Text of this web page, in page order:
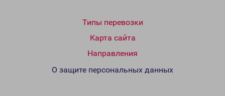
Типы перевозки
Карта сайта
Направления
О защите персональных данных